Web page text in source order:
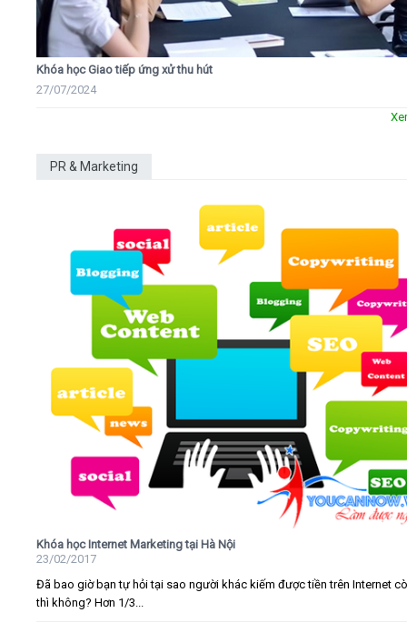
Khóa học Giao tiếp ứng xử thu hút
27/07/2024
PR & Marketing
Khóa học Internet Marketing tại Hà Nội
23/02/2017
Đã bao giờ bạn tự hỏi tại sao người khác kiếm được tiền trên Internet
thì không? Hơn 1/3...